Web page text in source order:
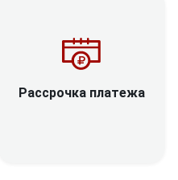
Рассрочка платежа